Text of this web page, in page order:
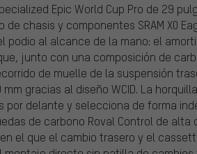
Epic World Cup Pro de 29
chasis y componentes SRAM X0
podio al alcance de la mano: el
junto con una composición de
de muelle de la suspensión
gracias al diseño WCID. La
por delante y selecciona de forma
de carbono Roval Control de
en el que el cambio trasero y el